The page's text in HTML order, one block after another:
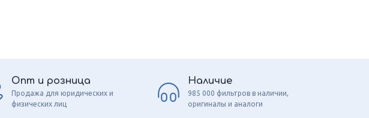
Опт и розница
Продажа для юридических и
физических лиц
Наличие
985 000 фильтров в наличии,
оригиналы и аналоги